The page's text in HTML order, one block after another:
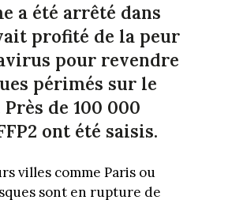
a été arrêté dans
profité de la peur
pour revendre
périmés sur le
de 100 000
ont été saisis.
villes comme Paris ou
sont en rupture de